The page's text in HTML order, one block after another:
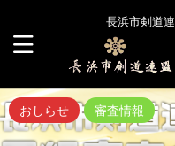
長浜市剣道
おしらせ 審査情報